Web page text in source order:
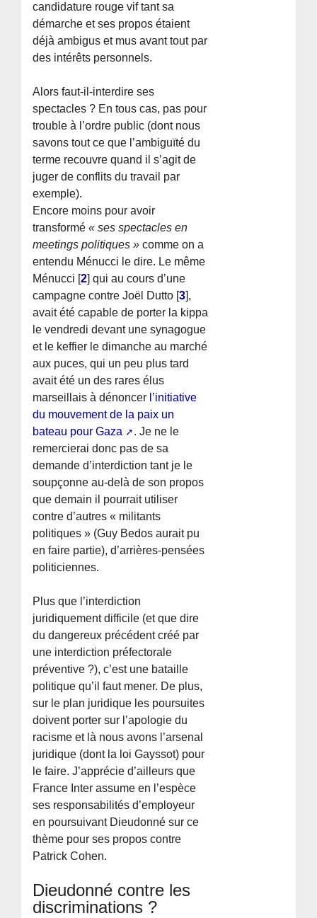
candidature rouge vif tant sa
démarche et ses propos étaient
déjà ambigus et mus avant tout par
des intérêts personnels.
Alors faut-il-interdire ses
spectacles ? En tous cas, pas pour
trouble à l’ordre public (dont nous
savons tout ce que l’ambiguïté du
terme recouvre quand il s’agit de
juger de conflits du travail par
exemple).
Encore moins pour avoir
transformé« ses spectacles en
meetings politiques »comme on a
entendu Ménucci le dire. Le même
Ménucci [2] qui au cours d’une
campagne contre Joël Dutto [3],
avait été capable de porter la kippa
le vendredi devant une synagogue
et le keffier le dimanche au marché
aux puces, qui un peu plus tard
avait été un des rares élus
marseillais à dénoncer l’initiative
du mouvement de la paix un
bateau pour Gaza
. Je ne le
remercierai donc pas de sa
demande d’interdiction tant je le
soupçonne au-delà de son propos
que demain il pourrait utiliser
contre d’autres « militants
politiques » (Guy Bedos aurait pu
en faire partie), d’arrières-pensées
politiciennes.
Plus que l’interdiction
juridiquement difficile (et que dire
du dangereux précédent créé par
une interdiction préfectorale
préventive ?), c’est une bataille
politique qu’il faut mener. De plus,
sur le plan juridique les poursuites
doivent porter sur l’apologie du
racisme et là nous avons l’arsenal
juridique (dont la loi Gayssot) pour
le faire. J’apprécie d’ailleurs que
France Inter assume en l’espèce
ses responsabilités d’employeur
en poursuivant Dieudonné sur ce
thème pour ses propos contre
Patrick Cohen.
Dieudonné contre les
discriminations ?